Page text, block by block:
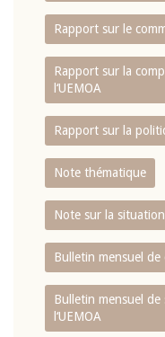
Rapport sur le
Rapport sur la
l‘UEMOA
Rapport sur la
Note thématique
Note sur la
Bulletin mensuel
Bulletin mensuel
l‘UEMOA